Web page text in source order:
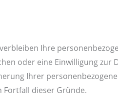
Ihre
oder eine Einwilligung
Ihrer
dieser Gründe.